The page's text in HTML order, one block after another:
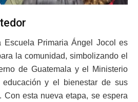
Escuela Primaria Ángel Jocol es
la comunidad, simbolizando el
de Guatemala y el Ministerio
y el bienestar de sus
Con esta nueva etapa, se espera